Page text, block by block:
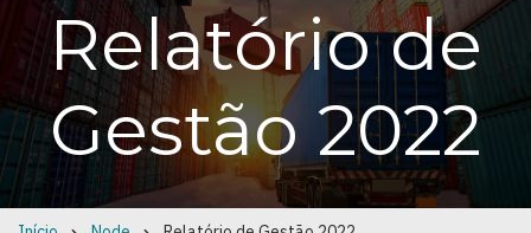
Relatório de
Gestão 2022